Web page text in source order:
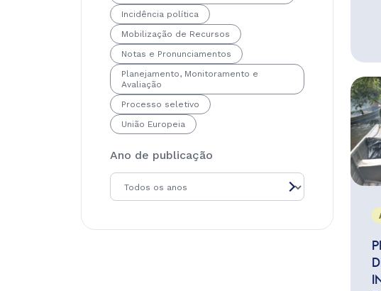
Incidência política
Mobilização de Recursos
Notas e Pronunciamentos
Planejamento, Monitoramento e
Avaliação
Processo seletivo
União Europeia
Ano de publicação